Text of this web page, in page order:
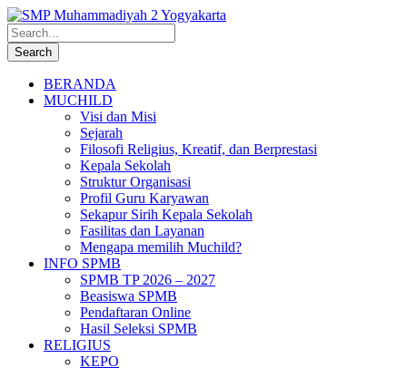
BERANDA
MUCHILD
Visi dan Misi
Sejarah
Filosofi Religius, Kreatif, dan Berprestasi
Kepala Sekolah
Struktur Organisasi
Profil Guru Karyawan
Sekapur Sirih Kepala Sekolah
Fasilitas dan Layanan
Mengapa memilih Muchild?
INFO SPMB
SPMB TP 2026 – 2027
Beasiswa SPMB
Pendaftaran Online
Hasil Seleksi SPMB
RELIGIUS
KEPO